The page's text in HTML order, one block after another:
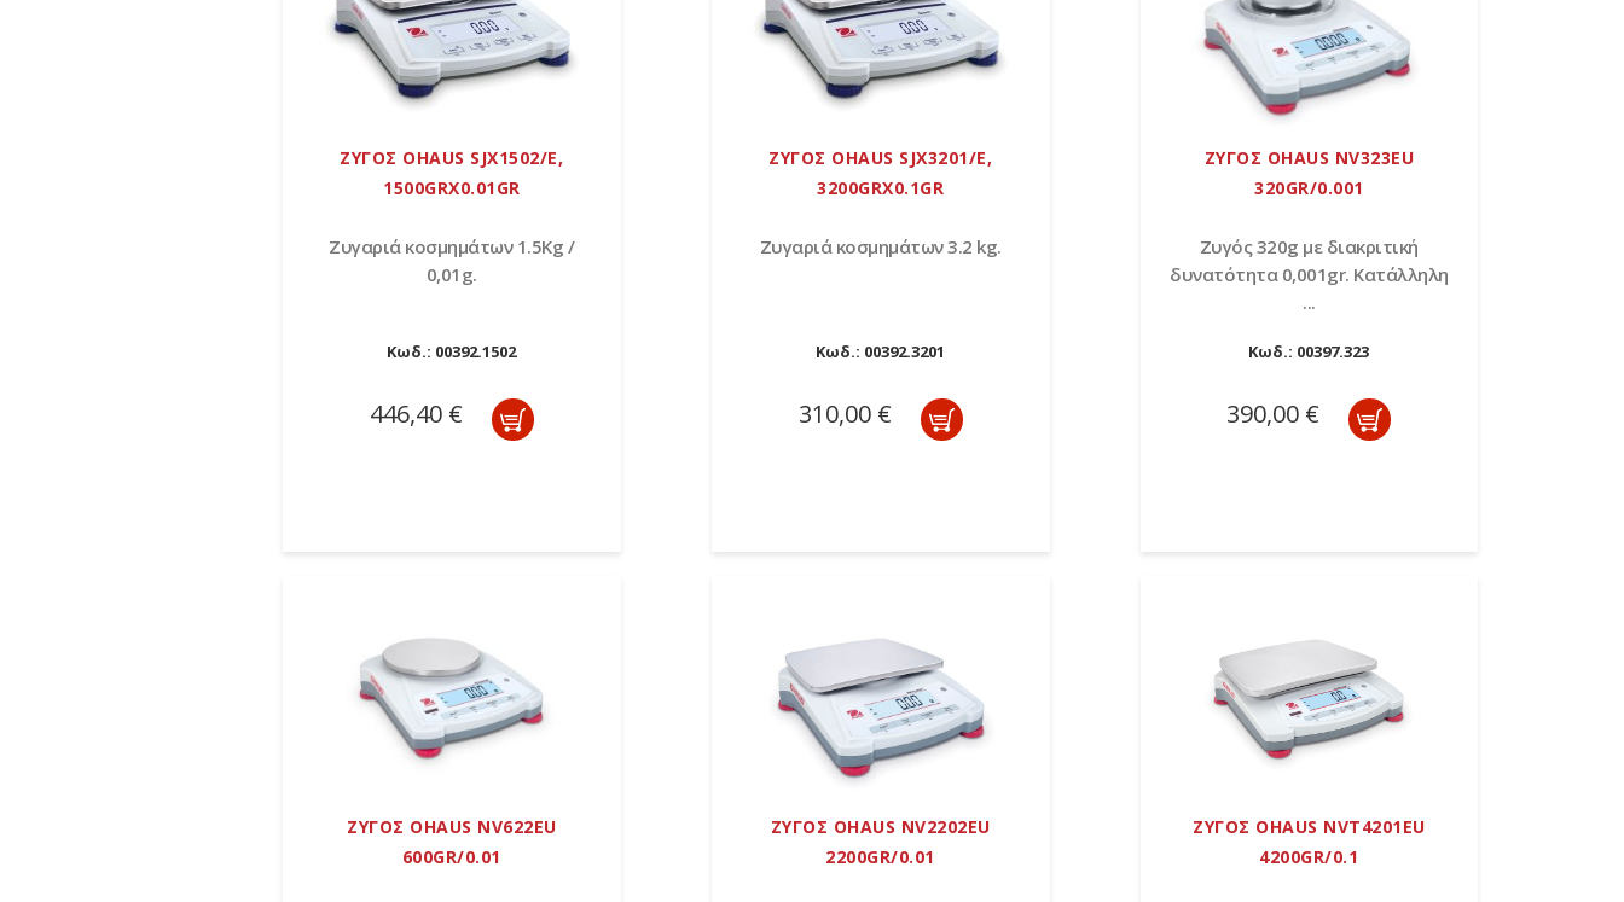
ΖΥΓΟΣ OHAUS SJX1502/Ε,
1500GRX0.01GR
Ζυγαριά κοσμημάτων 1.5Kg /
0,01g.
Κωδ.: 00392.1502
446,40 €
ΖΥΓΟΣ OHAUS SJX3201/Ε,
3200GRX0.1GR
Ζυγαριά κοσμημάτων 3.2 kg.
Κωδ.: 00392.3201
310,00 €
ΖΥΓΟΣ OHAUS NV323EU
320GR/0.001
Zυγός 320g με διακριτική
δυνατότητα 0,001gr. Κατάλληλη
...
Κωδ.: 00397.323
390,00 €
ΖΥΓΟΣ OHAUS NV622EU
600GR/0.01
ΖΥΓΟΣ OHAUS NV2202EU
2200GR/0.01
ΖΥΓΟΣ OHAUS NVT4201EU
4200GR/0.1